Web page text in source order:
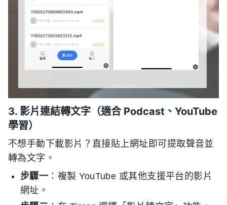
3. 影片連結轉文字（適合 Podcast、YouTube
學習）
不想手動下載影片？直接貼上網址即可提取聲音並
轉為文字。
步驟一 ：複製 YouTube 或其他支援平台的影片
網址。